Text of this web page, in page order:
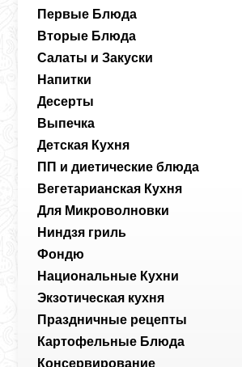
Первые Блюда
Вторые Блюда
Салаты и Закуски
Напитки
Десерты
Выпечка
Детская Кухня
ПП и диетические блюда
Вегетарианская Кухня
Для Микроволновки
Ниндзя гриль
Фондю
Национальные Кухни
Экзотическая кухня
Праздничные рецепты
Картофельные Блюда
Консервирование